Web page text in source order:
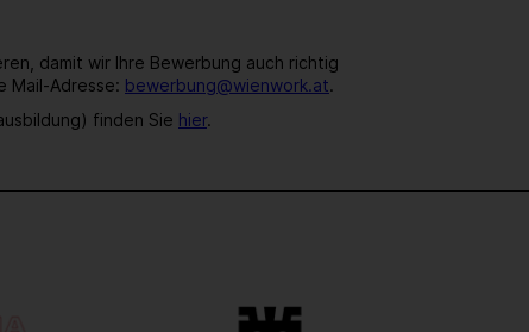
damit wir Ihre Bewerbung auch richtig
Mail-Adresse: bewerbung@wienwork.at.
finden Sie hier.